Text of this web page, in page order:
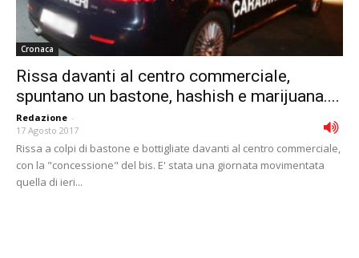
Cronaca
Rissa davanti al centro commerciale,
spuntano un bastone, hashish e marijuana....
Redazione -
17 Agosto 2017
Rissa a colpi di bastone e bottigliate davanti al centro commerciale,
con la "concessione" del bis. E' stata una giornata movimentata
quella di ieri...